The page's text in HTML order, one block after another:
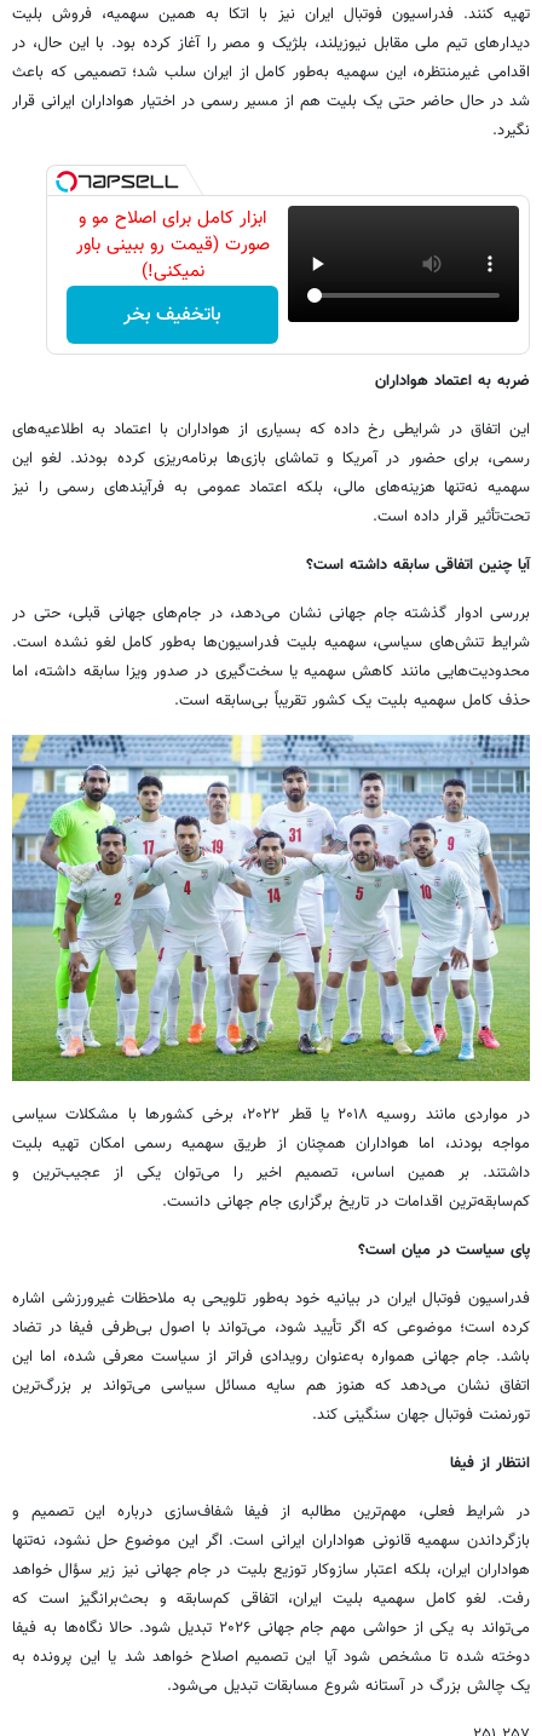
تهیه کنند. فدراسیون فوتبال ایران نیز با اتکا به همین سهمیه، فروش بلیت
دیدارهای تیم ملی مقابل نیوزیلند، بلژیک و مصر را آغاز کرده بود. با این حال، در
اقدامی غیرمنتظره، این سهمیه به‌طور کامل از ایران سلب شد؛ تصمیمی که باعث
شد در حال حاضر حتی یک بلیت هم از مسیر رسمی در اختیار هواداران ایرانی قرار
نگیرد.
ابزار کامل برای اصلاح مو و
صورت (قیمت رو ببینی باور
نمیکنی!)
باتخفیف بخر
ضربه به اعتماد هواداران
این اتفاق در شرایطی رخ داده که بسیاری از هواداران با اعتماد به اطلاعیه‌های
رسمی، برای حضور در آمریکا و تماشای بازی‌ها برنامه‌ریزی کرده بودند. لغو این
سهمیه نه‌تنها هزینه‌های مالی، بلکه اعتماد عمومی به فرآیندهای رسمی را نیز
تحت‌تأثیر قرار داده است.
آیا چنین اتفاقی سابقه داشته است؟
بررسی ادوار گذشته جام جهانی نشان می‌دهد، در جام‌های جهانی قبلی، حتی در
شرایط تنش‌های سیاسی، سهمیه بلیت فدراسیون‌ها به‌طور کامل لغو نشده است.
محدودیت‌هایی مانند کاهش سهمیه یا سخت‌گیری در صدور ویزا سابقه داشته، اما
حذف کامل سهمیه بلیت یک کشور تقریباً بی‌سابقه است.
در مواردی مانند روسیه ۲۰۱۸ یا قطر ۲۰۲۲، برخی کشورها با مشکلات سیاسی
مواجه بودند، اما هواداران همچنان از طریق سهمیه رسمی امکان تهیه بلیت
داشتند. بر همین اساس، تصمیم اخیر را می‌توان یکی از عجیب‌ترین و
کم‌سابقه‌ترین اقدامات در تاریخ برگزاری جام جهانی دانست.
پای سیاست در میان است؟
فدراسیون فوتبال ایران در بیانیه خود به‌طور تلویحی به ملاحظات غیرورزشی اشاره
کرده است؛ موضوعی که اگر تأیید شود، می‌تواند با اصول بی‌طرفی فیفا در تضاد
باشد. جام جهانی همواره به‌عنوان رویدادی فراتر از سیاست معرفی شده، اما این
اتفاق نشان می‌دهد که هنوز هم سایه مسائل سیاسی می‌تواند بر بزرگ‌ترین
تورنمنت فوتبال جهان سنگینی کند.
انتظار از فیفا
در شرایط فعلی، مهم‌ترین مطالبه از فیفا شفاف‌سازی درباره این تصمیم و
بازگرداندن سهمیه قانونی هواداران ایرانی است. اگر این موضوع حل نشود، نه‌تنها
هواداران ایران، بلکه اعتبار سازوکار توزیع بلیت در جام جهانی نیز زیر سؤال خواهد
رفت. لغو کامل سهمیه بلیت ایران، اتفاقی کم‌سابقه و بحث‌برانگیز است که
می‌تواند به یکی از حواشی مهم جام جهانی ۲۰۲۶ تبدیل شود. حالا نگاه‌ها به فیفا
دوخته شده تا مشخص شود آیا این تصمیم اصلاح خواهد شد یا این پرونده به
یک چالش بزرگ در آستانه شروع مسابقات تبدیل می‌شود.